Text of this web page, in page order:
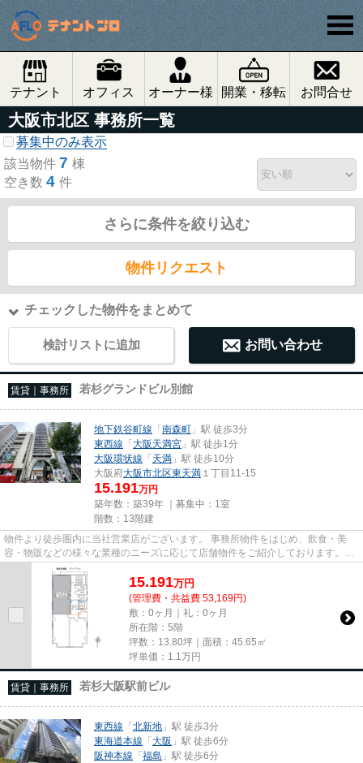
テナント オフィス オーナー様 開業・移転 お問合せ
大阪市北区 事務所一覧
募集中のみ表示
該当物件 7 棟
空き数 4 件
さらに条件を絞り込む
物件リクエスト
チェックした物件をまとめて
検討リストに追加 お問い合わせ
賃貸｜事務所 若杉グランドビル別館
地下鉄谷町線 「南森町 」駅 徒歩3分
東西線 「大阪天満宮 」駅 徒歩1分
大阪環状線 「天満 」駅 徒歩10分
大阪府大阪市北区東天満 １丁目11-15
15.191万円
築年数：築39年 ｜募集中： 1室
階数：13階建
物件より徒歩圏内に当社営業店がございます。 事務所物件をはじめ、飲食・美
容・物販などの様々な業種のニーズに応じて店舗物件をご紹介しております。
尚、弊社ではおとり広告は一切...
15.191万円
(管理費・共益費 53,169円)
敷：0ヶ月｜礼：0ヶ月
所在階：5階
坪数：13.80坪｜面積：45.65㎡
坪単価： 1.1 万円
賃貸｜事務所 若杉大阪駅前ビル
東西線 「北新地 」駅 徒歩3分
東海道本線 「大阪 」駅 徒歩6分
阪神本線 「福島 」駅 徒歩6分